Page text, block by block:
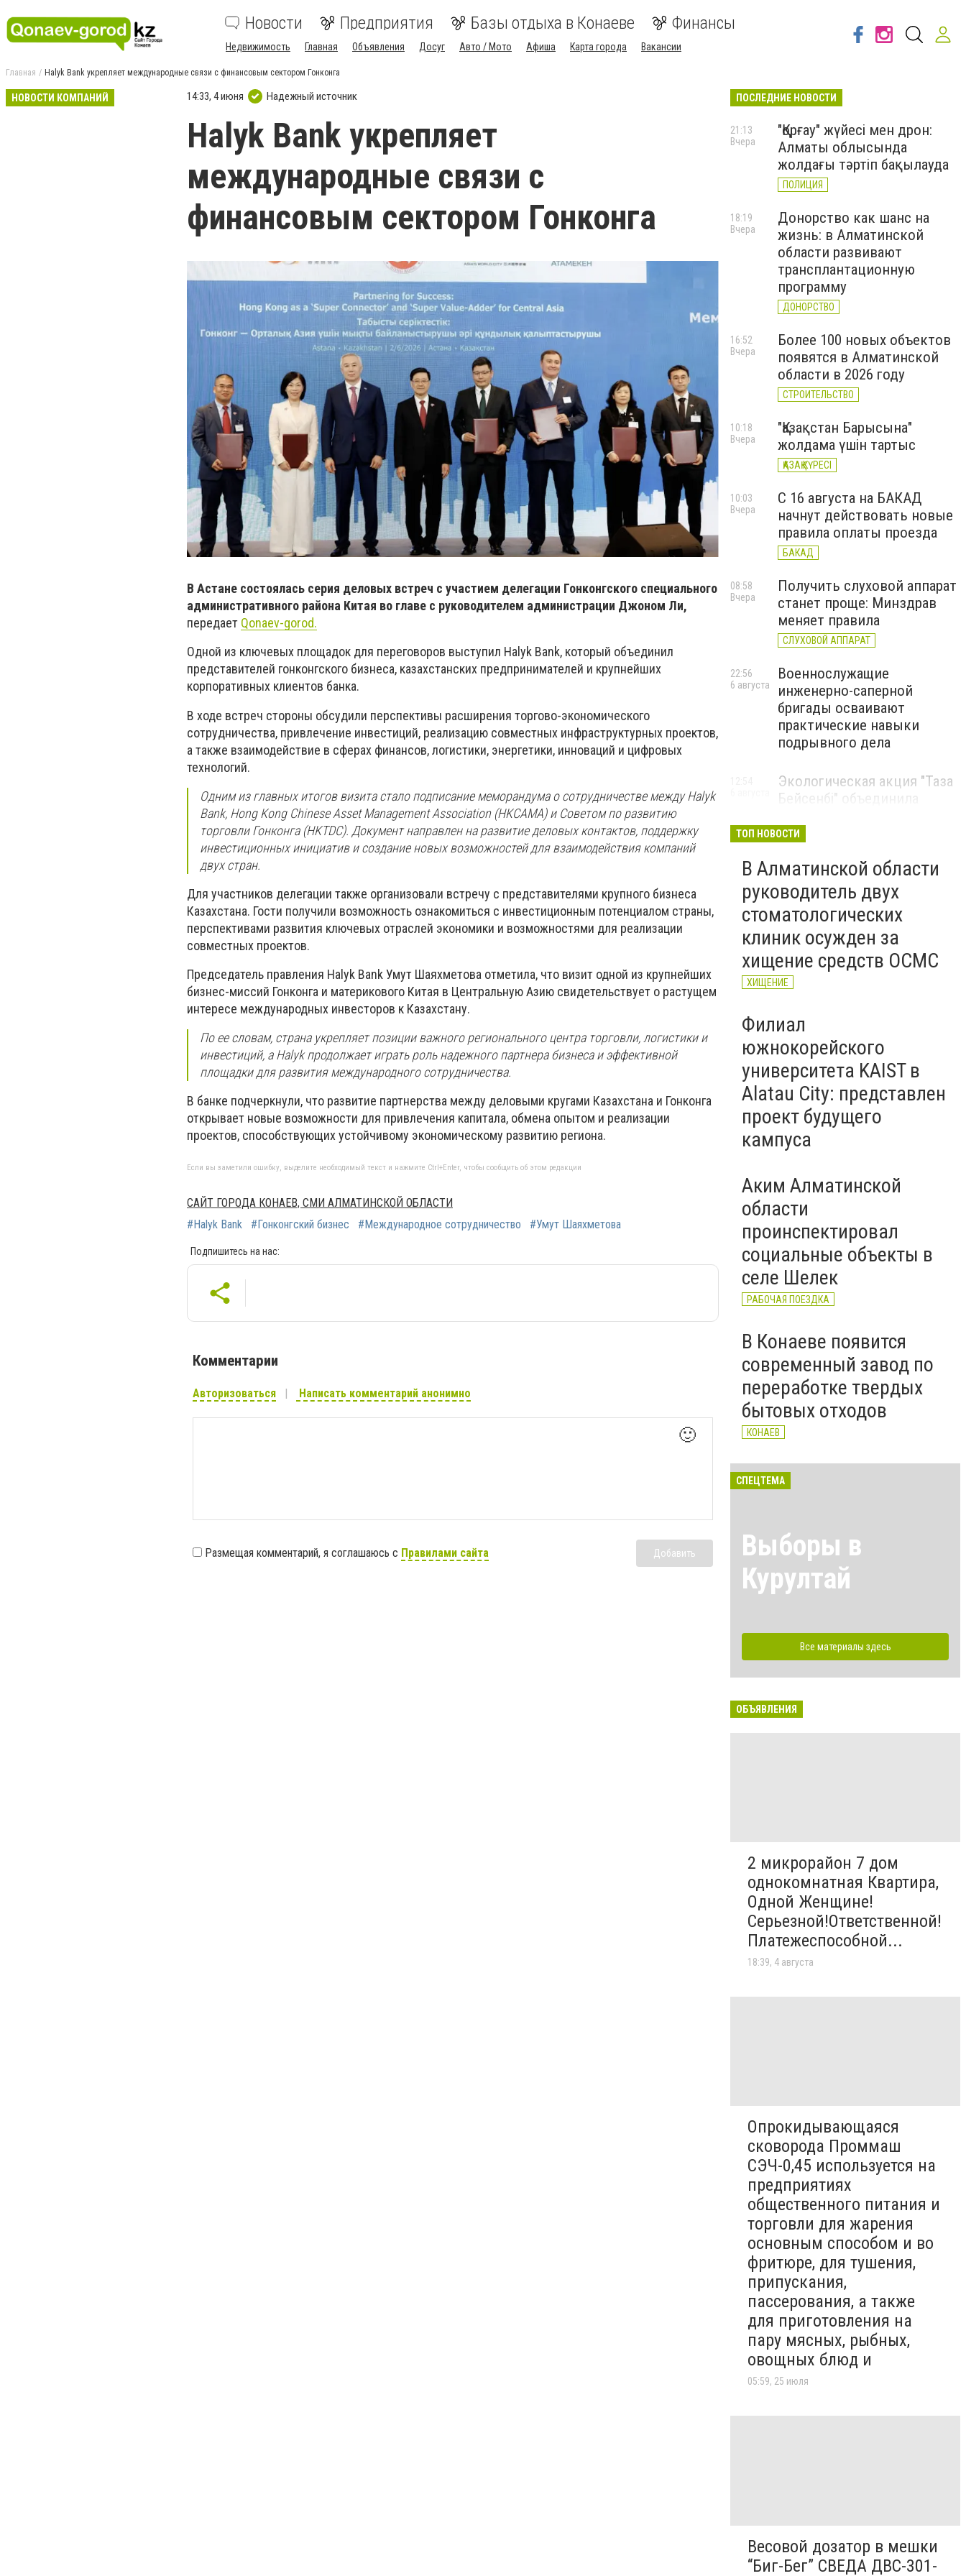
Новости Предприятия Базы отдыха в Конаеве Финансы
Недвижимость Главная Объявления Досуг Авто / Мото Афиша Карта города Вакансии
Главная Halyk Bank укрепляет международные связи с финансовым сектором Гонконга
НОВОСТИ КОМПАНИЙ 14:33, 4 июня Надежный источник
Halyk Bank укрепляет
международные связи с
финансовым сектором Гонконга
В Астане состоялась серия деловых встреч с участием делегации Гонконгского специального
административного района Китая во главе с руководителем администрации Джоном Ли,
передает Qonaev-gorod.
Одной из ключевых площадок для переговоров выступил Halyk Bank, который объединил
представителей гонконгского бизнеса, казахстанских предпринимателей и крупнейших
корпоративных клиентов банка.
В ходе встреч стороны обсудили перспективы расширения торгово-экономического
сотрудничества, привлечение инвестиций, реализацию совместных инфраструктурных проектов,
а также взаимодействие в сферах финансов, логистики, энергетики, инноваций и цифровых
технологий.
Одним из главных итогов визита стало подписание меморандума о сотрудничестве между Halyk
Bank, Hong Kong Chinese Asset Management Association (HKCAMA) и Советом по развитию
торговли Гонконга (HKTDC). Документ направлен на развитие деловых контактов, поддержку
инвестиционных инициатив и создание новых возможностей для взаимодействия компаний
двух стран.
Для участников делегации также организовали встречу с представителями крупного бизнеса
Казахстана. Гости получили возможность ознакомиться с инвестиционным потенциалом страны,
перспективами развития ключевых отраслей экономики и возможностями для реализации
совместных проектов.
Председатель правления Halyk Bank Умут Шаяхметова отметила, что визит одной из крупнейших
бизнес-миссий Гонконга и материкового Китая в Центральную Азию свидетельствует о растущем
интересе международных инвесторов к Казахстану.
По ее словам, страна укрепляет позиции важного регионального центра торговли, логистики и
инвестиций, а Halyk продолжает играть роль надежного партнера бизнеса и эффективной
площадки для развития международного сотрудничества.
В банке подчеркнули, что развитие партнерства между деловыми кругами Казахстана и Гонконга
открывает новые возможности для привлечения капитала, обмена опытом и реализации
проектов, способствующих устойчивому экономическому развитию региона.
Если вы заметили ошибку, выделите необходимый текст и нажмите Ctrl+Enter, чтобы сообщить об этом редакции
САЙТ ГОРОДА КОНАЕВ, СМИ АЛМАТИНСКОЙ ОБЛАСТИ
#Halyk Bank
#Гонконгский бизнес #Международное сотрудничество #Умут Шаяхметова
Подпишитесь на нас:
Комментарии
Авторизоваться Написать комментарий анонимно
🙂
Размещая комментарий, я соглашаюсь с Правилами сайта Добавить
ПОСЛЕДНИЕ НОВОСТИ
"Қорғау" жүйесі мен дрон:
Алматы облысында
жолдағы тәртіп бақылауда
ПОЛИЦИЯ
21:13
Вчера
Донорство как шанс на
жизнь: в Алматинской
области развивают
трансплантационную
программу
ДОНОРСТВО
18:19
Вчера
Более 100 новых объектов
появятся в Алматинской
области в 2026 году
СТРОИТЕЛЬСТВО
16:52
Вчера
"Қазақстан Барысына"
жолдама үшін тартыс
ҚАЗАҚ КҮРЕСІ
10:18
Вчера
С 16 августа на БАКАД
начнут действовать новые
правила оплаты проезда
БАКАД
10:03
Вчера
Получить слуховой аппарат
станет проще: Минздрав
меняет правила
СЛУХОВОЙ АППАРАТ
08:58
Вчера
Военнослужащие
инженерно-саперной
бригады осваивают
практические навыки
подрывного дела
22:56
6 августа
Экологическая акция "Таза
Бейсенбі" объединила
Алматинской области
ТОП НОВОСТИ
В Алматинской области
руководитель двух
стоматологических
клиник осужден за
хищение средств ОСМС
ХИЩЕНИЕ
Филиал
южнокорейского
университета KAIST в
Alatau City: представлен
проект будущего
кампуса
Аким Алматинской
области
проинспектировал
социальные объекты в
селе Шелек
РАБОЧАЯ ПОЕЗДКА
В Конаеве появится
современный завод по
переработке твердых
бытовых отходов
КОНАЕВ
СПЕЦТЕМА
Выборы в
Курултай
Все материалы здесь
ОБЪЯВЛЕНИЯ
2 микрорайон 7 дом
однокомнатная Квартира,
Одной Женщине!
Серьезной!Ответственной!
Платежеспособной...
18:39, 4 августа
Опрокидывающаяся
сковорода Проммаш
СЭЧ-0,45 используется на
предприятиях
общественного питания и
торговли для жарения
основным способом и во
фритюре, для тушения,
припускания,
пассерования, а также
для приготовления на
пару мясных, рыбных,
овощных блюд и
05:59, 25 июля
Весовой дозатор в мешки
“Биг-Бег” СВЕДА ДВС-301-